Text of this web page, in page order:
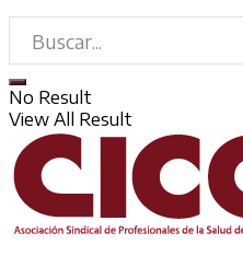
No Result
View All Result